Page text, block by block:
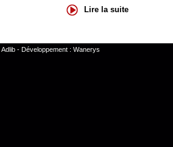
Lire la suite
Adlib- Développement : Wanerys